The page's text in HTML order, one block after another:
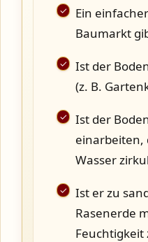
Ein
Baumarkt
Ist der
(z. B.
Ist der
einarbeiten,
Wasser
Ist er zu
Rasenerde
Feuchtigkeit